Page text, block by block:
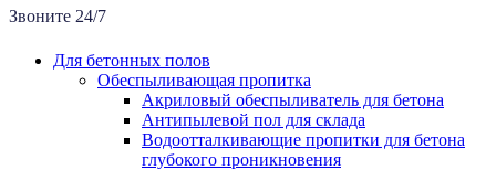
Звоните 24/7
Для бетонных полов
Обеспыливающая пропитка
Акриловый обеспыливатель для бетона
Антипылевой пол для склада
Водоотталкивающие пропитки для бетона
глубокого проникновения